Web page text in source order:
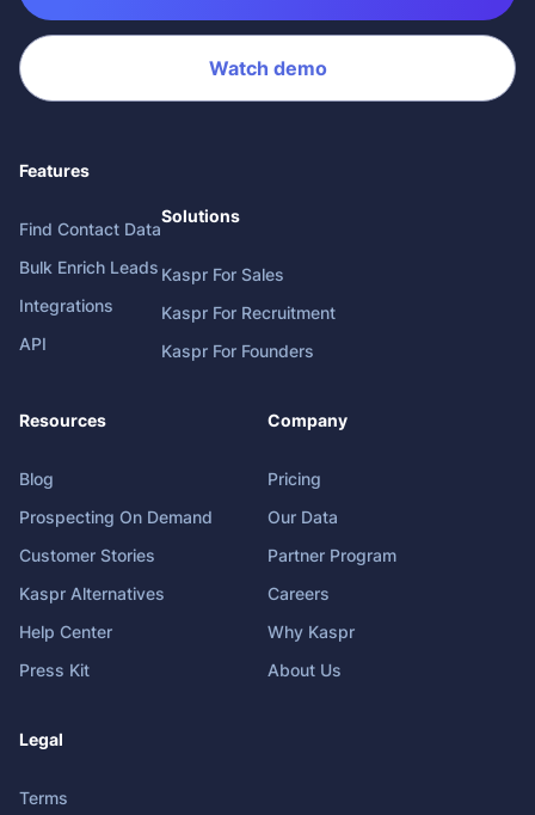
Watch demo
Features
Find Contact Data
Bulk Enrich Leads
Integrations
API
Solutions
Kaspr For Sales
Kaspr For Recruitment
Kaspr For Founders
Resources
Blog
Prospecting On Demand
Customer Stories
Kaspr Alternatives
Help Center
Press Kit
Company
Pricing
Our Data
Partner Program
Careers
Why Kaspr
About Us
Legal
Terms